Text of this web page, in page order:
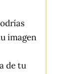
imagen
de tu